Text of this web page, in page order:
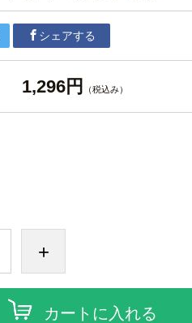
シェアする
1,296円 （税込み）
+
カートに入れる